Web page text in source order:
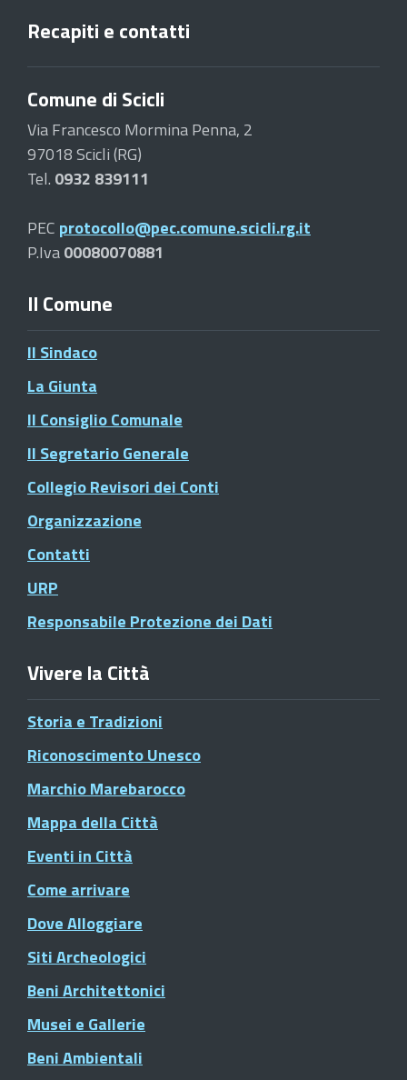
Recapiti e contatti
Comune di Scicli
Via Francesco Mormina Penna, 2
97018 Scicli (RG)
Tel. 0932 839111
PEC protocollo@pec.comune.scicli.rg.it
P.Iva00080070881
Il Comune
Il Sindaco
La Giunta
Il Consiglio Comunale
Il Segretario Generale
Collegio Revisori dei Conti
Organizzazione
Contatti
URP
Responsabile Protezione dei Dati
Vivere la Città
Storia e Tradizioni
Riconoscimento Unesco
Marchio Marebarocco
Mappa della Città
Eventi in Città
Come arrivare
Dove Alloggiare
Siti Archeologici
Beni Architettonici
Musei e Gallerie
Beni Ambientali